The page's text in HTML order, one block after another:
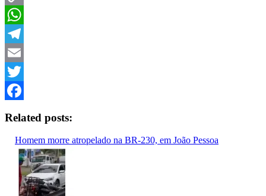
Copy
Link
WhatsApp
Telegram
Email
Twitter
Related posts:
Homem morre atropelado na BR-230, em João Pessoa